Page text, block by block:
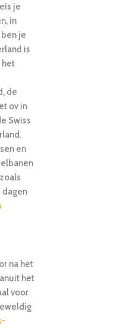
je
in
je
is
het
de
ov in
Swiss
en
dagen
na het
het
voor